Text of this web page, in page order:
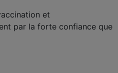
et
par la forte confiance que